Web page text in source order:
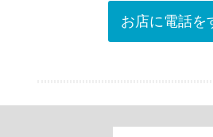
お店に電話を